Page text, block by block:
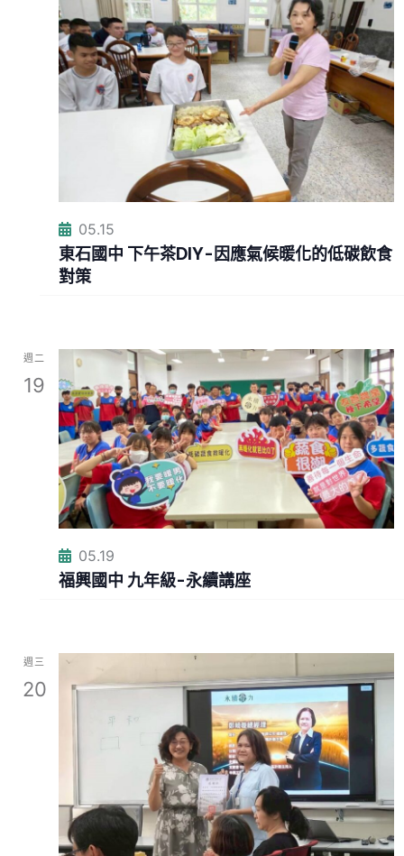
東石國中 下午茶DIY-因應氣候暖化的低碳飲食
對策
05.15
週二
19
福興國中 九年級-永續講座
05.19
週三
20